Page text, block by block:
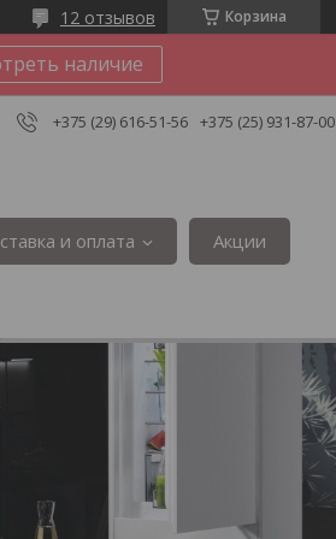
Корзина
12 отзывов
наличие
+375 (29) 616-51-56 +375 (25) 931-87-00
и оплата Акции